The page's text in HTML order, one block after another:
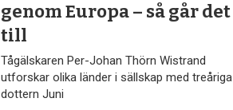
genom Europa – så går det
till
Tågälskaren Per-Johan Thörn Wistrand
utforskar olika länder i sällskap med treåriga
dottern Juni